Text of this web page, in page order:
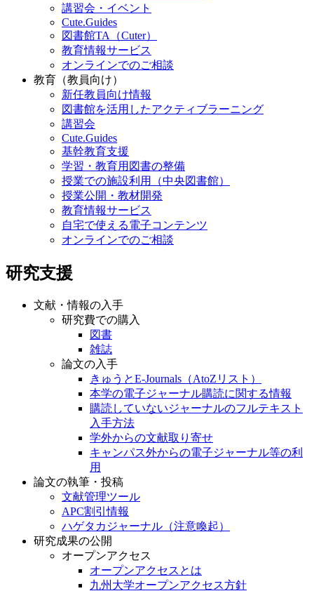
講習会・イベント
Cute.Guides
図書館TA（Cuter）
教育情報サービス
オンラインでのご相談
教育（教員向け）
新任教員向け情報
図書館を活用したアクティブラーニング
講習会
Cute.Guides
基幹教育支援
学習・教育用図書の整備
授業での施設利用（中央図書館）
授業公開・教材開発
教育情報サービス
自宅で使える電子コンテンツ
オンラインでのご相談
研究支援
文献・情報の入手
研究費での購入
図書
雑誌
論文の入手
きゅうとE-Journals（AtoZリスト）
本学の電子ジャーナル購読に関する情報
購読していないジャーナルのフルテキスト
入手方法
学外からの文献取り寄せ
キャンパス外からの電子ジャーナル等の利
用
論文の執筆・投稿
文献管理ツール
APC割引情報
ハゲタカジャーナル（注意喚起）
研究成果の公開
オープンアクセス
オープンアクセスとは
九州大学オープンアクセス方針